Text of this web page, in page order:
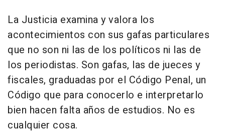
La Justicia examina y valora los
acontecimientos con sus gafas particulares
que no son ni las de los políticos ni las de
los periodistas. Son gafas, las de jueces y
fiscales, graduadas por el Código Penal, un
Código que para conocerlo e interpretarlo
bien hacen falta años de estudios. No es
cualquier cosa.